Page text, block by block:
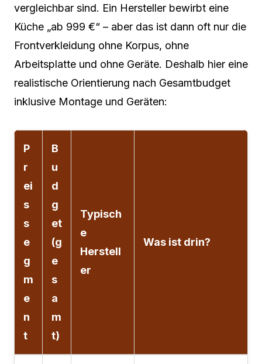
vergleichbar sind. Ein Hersteller bewirbt eine
Küche „ab 999 €“ – aber das ist dann oft nur die
Frontverkleidung ohne Korpus, ohne
Arbeitsplatte und ohne Geräte. Deshalb hier eine
realistische Orientierung nach Gesamtbudget
inklusive Montage und Geräten:
P
r
ei
s
s
e
g
m
e
n
t
B
u
d
g
et
(g
e
s
a
m
t)
Typisch
e
Herstell
er
Was ist drin?